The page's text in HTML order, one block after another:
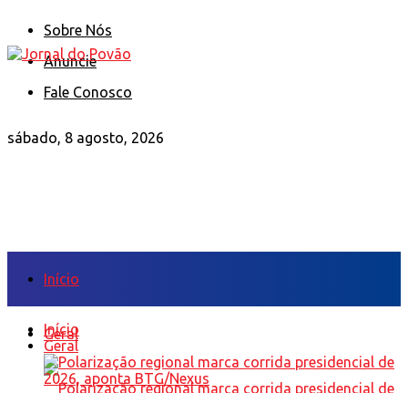
Sobre Nós
Anuncie
Fale Conosco
sábado, 8 agosto, 2026
Início
Geral
Início
Geral